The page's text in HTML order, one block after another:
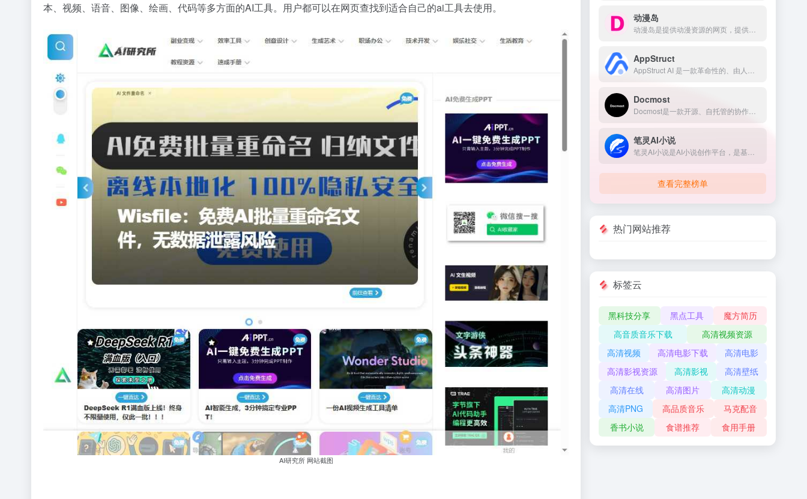
本、视频、语音、图像、绘画、代码等多方面的AI工具。用户都可以在网页查找到适合自己的ai工具去使用。
AI研究所 网站截图
动漫岛
AppStruct
Docmost
笔灵AI小说
查看完整榜单
热门网站推荐
标签云
黑科技分享 黑点工具
魔方简历
高音质音乐下载
高清视频资源
高清视频
高清电影下载
高清电影
高清影视资源
高清影视
高清壁纸
高清在线
高清图片
高清动漫
高清PNG
高品质音乐
马克配音
香书小说
食谱推荐 食用手册